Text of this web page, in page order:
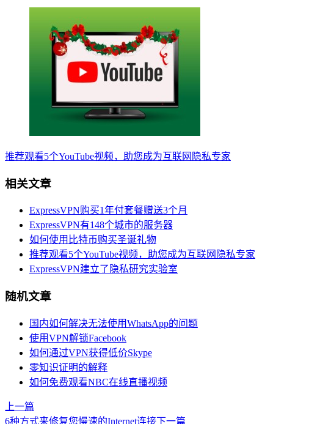
推荐观看5个YouTube视频，助您成为互联网隐私专家
相关文章
ExpressVPN购买1年付套餐赠送3个月
ExpressVPN有148个城市的服务器
如何使用比特币购买圣诞礼物
推荐观看5个YouTube视频，助您成为互联网隐私专家
ExpressVPN建立了隐私研究实验室
随机文章
国内如何解决无法使用WhatsApp的问题
使用VPN解锁Facebook
如何通过VPN获得低价Skype
零知识证明的解释
如何免费观看NBC在线直播视频
上一篇
6种方式来修复您慢速的Internet连接下一篇